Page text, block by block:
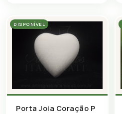
DISPONÍVEL
Porta Joia Coração P